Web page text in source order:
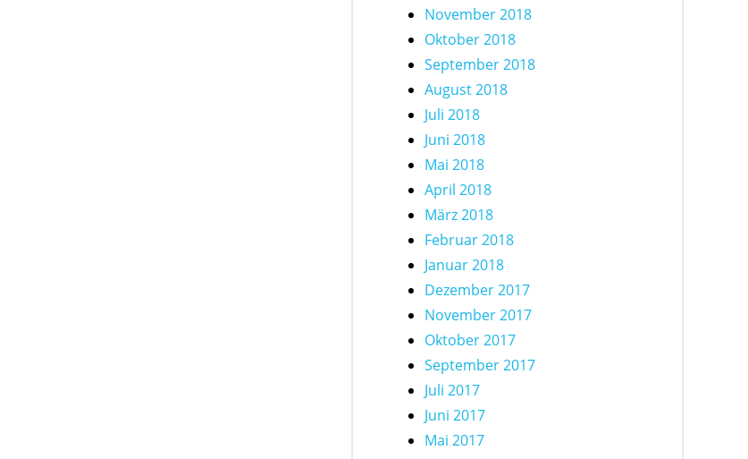
November 2018
Oktober 2018
September 2018
August 2018
Juli 2018
Juni 2018
Mai 2018
April 2018
März 2018
Februar 2018
Januar 2018
Dezember 2017
November 2017
Oktober 2017
September 2017
Juli 2017
Juni 2017
Mai 2017